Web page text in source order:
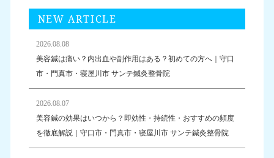
NEW ARTICLE
2026.08.08
美容鍼は痛い？内出血や副作用はある？初めての方へ｜守口
市・門真市・寝屋川市 サンテ鍼灸整骨院
2026.08.07
美容鍼の効果はいつから？即効性・持続性・おすすめの頻度
を徹底解説｜守口市・門真市・寝屋川市 サンテ鍼灸整骨院